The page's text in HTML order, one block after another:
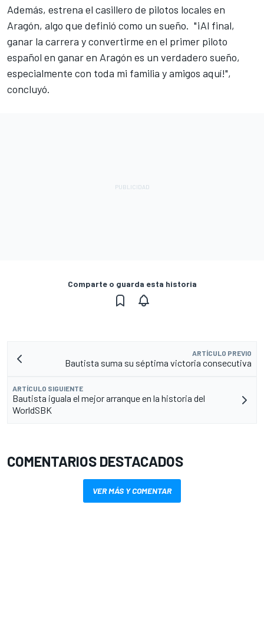
Además, estrena el casillero de pilotos locales en
Aragón, algo que definió como un sueño. "¡Al final,
ganar la carrera y convertirme en el primer piloto
español en ganar en Aragón es un verdadero sueño,
especialmente con toda mi familia y amigos aquí!",
concluyó.
Comparte o guarda esta historia
ARTÍCULO PREVIO
Bautista suma su séptima victoria consecutiva
ARTÍCULO SIGUIENTE
Bautista iguala el mejor arranque en la historia del
WorldSBK
COMENTARIOS DESTACADOS
VER MÁS Y COMENTAR